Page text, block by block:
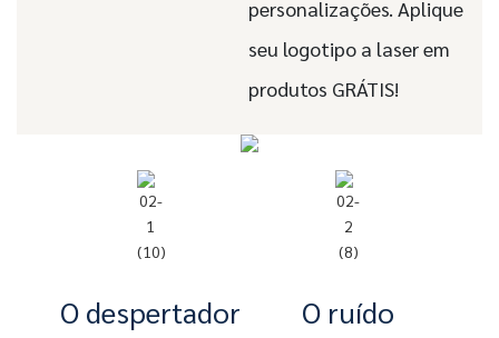
personalizações. Aplique
seu logotipo a laser em
produtos GRÁTIS!
O despertador
O ruído